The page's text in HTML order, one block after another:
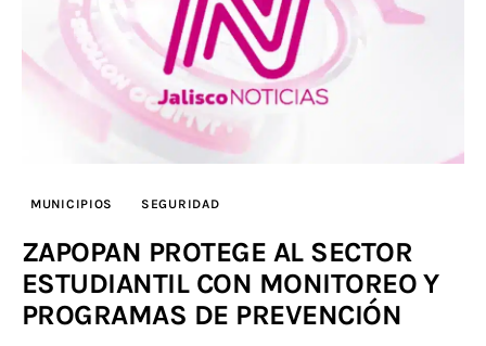
MUNICIPIOS SEGURIDAD
ZAPOPAN PROTEGE AL SECTOR
ESTUDIANTIL CON MONITOREO Y
PROGRAMAS DE PREVENCIÓN